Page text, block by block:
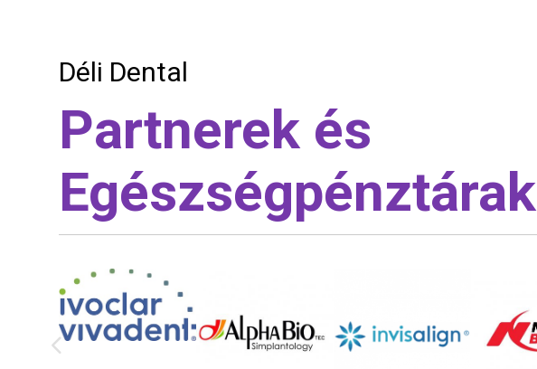
Déli Dental
Partnerek és
Egészségpénztárak